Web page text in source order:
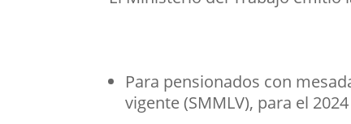
Para pensionados con
vigente (SMMLV), para el